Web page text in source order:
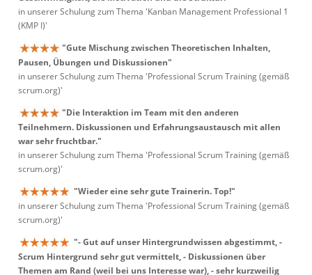
in unserer Schulung zum Thema 'Kanban Management Professional 1
(KMP I)'
"Gute Mischung zwischen Theoretischen Inhalten,
Pausen, Übungen und Diskussionen"
in unserer Schulung zum Thema 'Professional Scrum Training (gemäß
scrum.org)'
"Die Interaktion im Team mit den anderen
Teilnehmern. Diskussionen und Erfahrungsaustausch mit allen
war sehr fruchtbar."
in unserer Schulung zum Thema 'Professional Scrum Training (gemäß
scrum.org)'
"Wieder eine sehr gute Trainerin. Top!"
in unserer Schulung zum Thema 'Professional Scrum Training (gemäß
scrum.org)'
"- Gut auf unser Hintergrundwissen abgestimmt, -
Scrum Hintergrund sehr gut vermittelt, - Diskussionen über
Themen am Rand (weil bei uns Interesse war), - sehr kurzweilig